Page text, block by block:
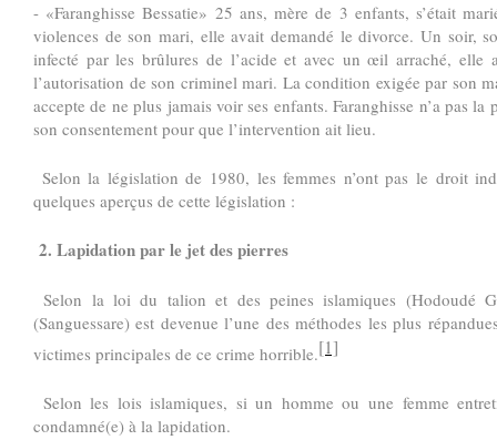
- «Faranghisse Bessatie» 25 ans, mère de 3 enfants, s’était
violences de son mari, elle avait demandé le divorce. Un soir,
infecté par les brûlures de l’acide et avec un œil arraché,
l’autorisation de son criminel mari. La condition exigée par son
accepte de ne plus jamais voir ses enfants. Faranghisse n’a pas
son consentement pour que l’intervention ait lieu.
Selon la législation de 1980, les femmes n’ont pas le droit
quelques aperçus de cette législation :
2. Lapidation par le jet des pierres
Selon la loi du talion et des peines islamiques (Hodoudé
(Sanguessare) est devenue l’une des méthodes les plus
victimes principales de ce crime horrible.[1]
Selon les lois islamiques, si un homme ou une femme
condamné(e) à la lapidation.